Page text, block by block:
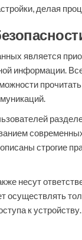
делая
является
информации.
строгие
несут
осуществлять
к